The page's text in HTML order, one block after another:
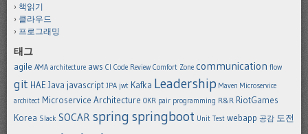
책읽기
클라우드
프로그래밍
태그
agile AMA architecture aws CI Code Review Comfort Zone communication flow
git HAE Java javascript JPA jwt Kafka Leadership Maven Microservice
architect Microservice Architecture OKR pair programming R&R RiotGames
Korea Slack SOCAR spring springboot Unit Test webapp 공감 도전